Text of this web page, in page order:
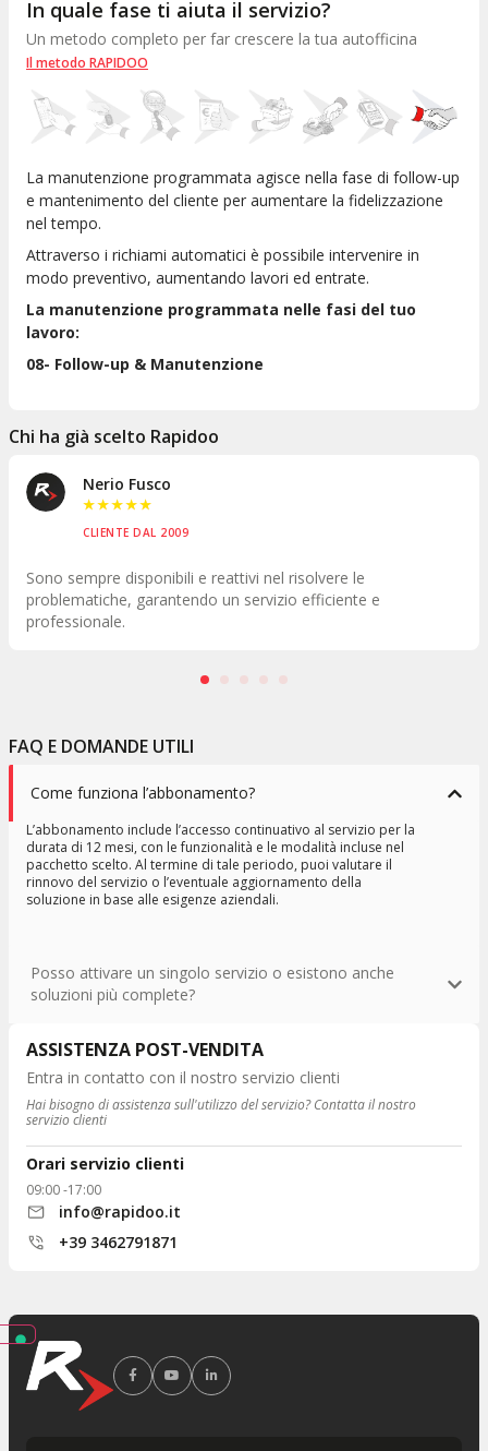
In quale fase ti aiuta il servizio?
Un metodo completo per far crescere la tua autofficina
Il metodo RAPIDOO
La manutenzione programmata agisce nella fase di follow-up
e mantenimento del cliente per aumentare la fidelizzazione
nel tempo.
Attraverso i richiami automatici è possibile intervenire in
modo preventivo, aumentando lavori ed entrate.
La manutenzione programmata nelle fasi del tuo
lavoro:
08- Follow-up & Manutenzione
Chi ha già scelto Rapidoo
Auto Solution
★★
CLIENTE DAL 2015
Dietro ci sono persone pronte ad ascoltare, ad aiutare e
risolvere problemi e questo va al di là di qualsiasi
gruppo.
FAQ E DOMANDE UTILI
Come funziona l’abbonamento?
L’abbonamento include l’accesso continuativo al servizio per la
durata di 12 mesi, con le funzionalità e le modalità incluse nel
pacchetto scelto. Al termine di tale periodo, puoi valutare il
rinnovo del servizio o l’eventuale aggiornamento della
soluzione in base alle esigenze aziendali.
Posso attivare un singolo servizio o esistono anche
soluzioni più complete?
ASSISTENZA POST-VENDITA
Entra in contatto con il nostro servizio clienti
Hai bisogno di assistenza sull'utilizzo del servizio? Contatta il nostro
servizio clienti
Orari servizio clienti
09:00 -17:00
info@rapidoo.it
+39 3462791871